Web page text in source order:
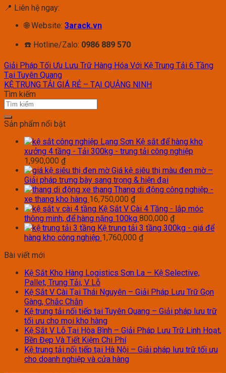
📍 Liên hệ ngay:
🌐 Website: 3arack.vn
☎️ Hotline/Zalo: 0986 889 570
Giải Pháp Tối Ưu Lưu Trữ Hàng Hóa Với Kệ Trung Tải 6 Tầng
Tại Tuyên Quang
KỆ TRUNG TẢI GIÁ RẺ – TẠI QUẢNG NINH
Tìm kiếm
Sản phẩm nổi bật
Kệ sắt để hàng kho
xưởng 4 tầng - Tải 300kg - trung tải công nghiệp
1,990,000 ₫
Giá kệ siêu thị màu đen mờ –
Giải pháp trưng bày sang trọng & hiện đại
Thang di động công nghiệp -
xe thang kho hàng 16,750,000 ₫
Kệ Sắt V Cài 4 Tầng - lắp móc
thông minh, để hàng nặng 100kg 800,000 ₫
Kệ trung tải 3 tầng 300kg - giá để
hàng kho công nghiệp 1,760,000 ₫
Bài viết mới
Kệ Sắt Kho Hàng Logistics Sơn La – Kệ Selective,
Pallet, Trung Tải, V Lỗ
Kệ Sắt V Cài Tại Thái Nguyên – Giải Pháp Lưu Trữ Gọn
Gàng, Chắc Chắn
Kệ trung tải nối tiếp tại Tuyên Quang – Giải pháp lưu trữ
tối ưu cho mọi kho hàng
Kệ Sắt V Lỗ Tại Hòa Bình – Giải Pháp Lưu Trữ Linh Hoạt,
Bền Đẹp Và Tiết Kiệm Chi Phí
Kệ trung tải nối tiếp tại Hà Nội – Giải pháp lưu trữ tối ưu
cho doanh nghiệp và cửa hàng